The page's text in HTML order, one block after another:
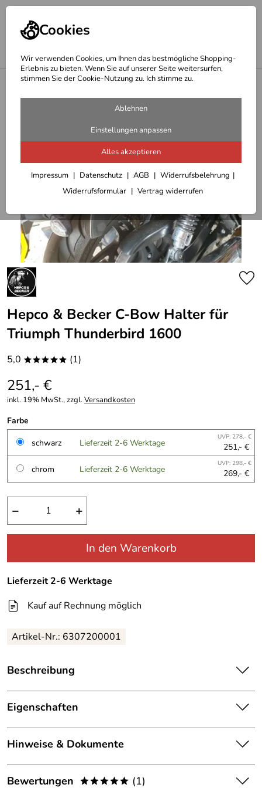
Cookies
Wir verwenden Cookies, um Ihnen das bestmögliche Shopping-
Erlebnis zu bieten. Wenn Sie auf unserer Seite weitersurfen,
stimmen Sie der Cookie-Nutzung zu. Ich stimme zu.
Ablehnen
Einstellungen anpassen
Alles akzeptieren
Impressum Datenschutz AGB
Widerrufsbelehrung
Widerrufsformular
Vertrag widerrufen
Hepco Becker Träger
Hepco & Becker C-Bow Halter für
Triumph Thunderbird 1600
5,0 ***** (1)
251,- €
inkl. 19% MwSt., zzgl.Versandkosten
Farbe
schwarz
Lieferzeit 2-6 Werktage UVP: 278,- €
251,- €
chrom
Lieferzeit 2-6 Werktage UVP: 298,- €
269,- €
− +
In den Warenkorb
Lieferzeit 2-6 Werktage
Kauf auf Rechnung möglich
Artikel-Nr.: 6307200001
Beschreibung
Hepco & Becker C-Bow Halter fürTriumph Thunderbird
1600/1700 Commander / Storm (2009-2018)
solider Seitenträger zur Aufnahme von
Hepco&
Becker C-Bow
Seitentaschen und Koffern
Eigenschaften
Details
Marke:
Hepco Becker
Hinweise & Dokumente
Dokumente zum Download:
Bewertungen ***** (1)